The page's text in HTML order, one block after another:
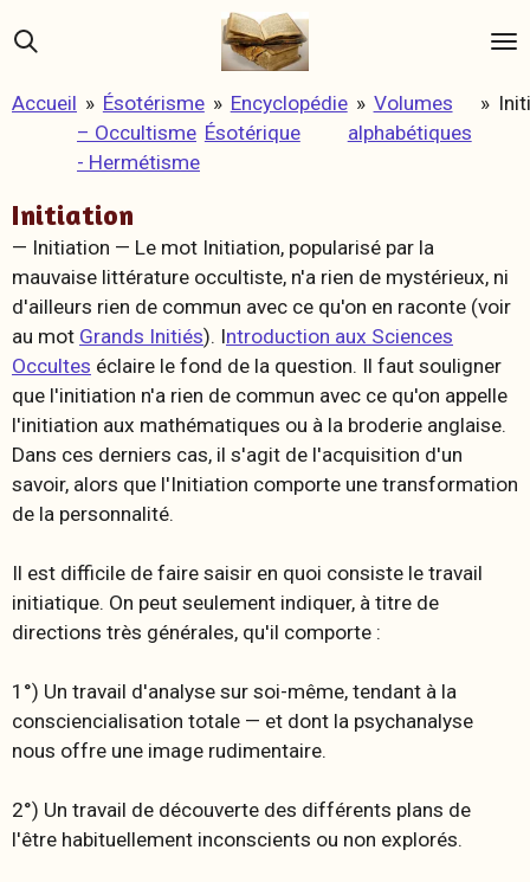
Passer
au
principal
Accueil » Ésotérisme
– Occultisme
- Hermétisme
» Encyclopédie
Ésotérique
» Volumes
alphabétiques
»
Initiation
— Initiation — Le mot Initiation, popularisé par la
mauvaise littérature occultiste, n'a rien de mystérieux, ni
d'ailleurs rien de commun avec ce qu'on en raconte (voir
au mot Grands Initiés). Introduction aux Sciences
Occultes éclaire le fond de la question. Il faut souligner
que l'initiation n'a rien de commun avec ce qu'on appelle
l'initiation aux mathématiques ou à la broderie anglaise.
Dans ces derniers cas, il s'agit de l'acquisition d'un
savoir, alors que l'Initiation comporte une transformation
de la personnalité.
Il est difficile de faire saisir en quoi consiste le travail
initiatique. On peut seulement indiquer, à titre de
directions très générales, qu'il comporte :
1°) Un travail d'analyse sur soi-même, tendant à la
consciencialisation totale — et dont la psychanalyse
nous offre une image rudimentaire.
2°) Un travail de découverte des différents plans de
l'être habituellement inconscients ou non explorés.